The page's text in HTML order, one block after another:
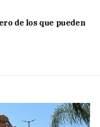
de los que pueden